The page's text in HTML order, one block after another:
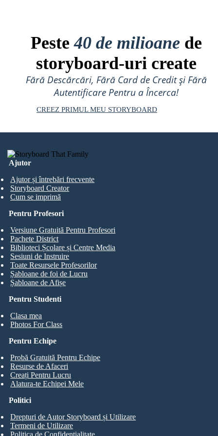
Peste40 de milioane de
storyboard-uri create
Fără Descărcări, Fără Card de Credit și Fără
Autentificare Pentru a Încerca!
CREEZ PRIMUL MEU STORYBOARD
Ajutor
Ajutor și întrebări frecvente
Storyboard Creator
Cum se imprimă
Pentru Studenti
Clasa mea
Photos For Class
Pentru Profesori
Versiune Gratuită Pentru Profesori
Pachete District
Biblioteci Școlare și Centre Media
Sesiuni de Instruire
Toate Resursele Profesorilor
Șabloane de foi de Lucru
Șabloane de Afișe
Pentru Echipe
Probă Gratuită Pentru Echipe
Resurse de Afaceri
Creați Pentru Lucru
Alatura-te Echipei Mele
Politici
Drepturi de Autor Storyboard și Utilizare
Termeni de Utilizare
Politica de Confidentialitate